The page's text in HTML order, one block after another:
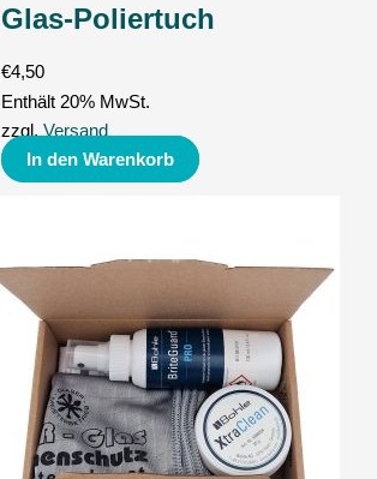
Glas-Poliertuch
€4,50
Enthält 20% MwSt.
zzgl. Versand
In den Warenkorb